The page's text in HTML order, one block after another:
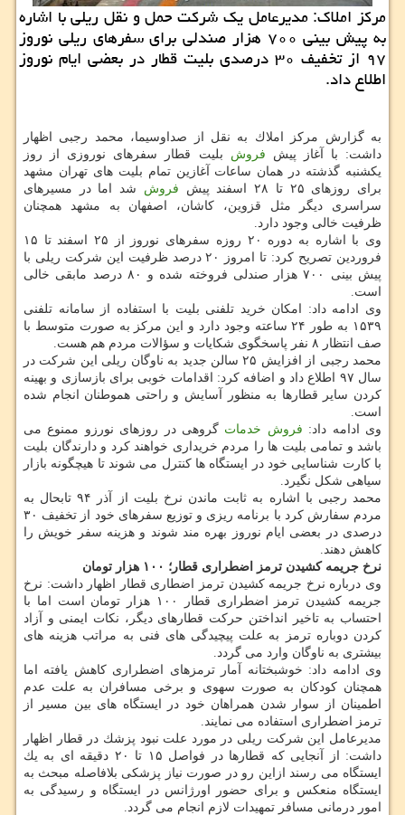
مركز املاك: مدیرعامل یك شركت حمل و نقل ریلی با اشاره
به پیش بینی ۷۰۰ هزار صندلی برای سفرهای ریلی نوروز
۹۷ از تخفیف ۳۰ درصدی بلیت قطار در بعضی ایام نوروز
اطلاع داد.
به گزارش مركز املاك به نقل از صداوسیما، محمد رجبی اظهار
داشت: با آغاز پیش فروش بلیت قطار سفرهای نوروزی از روز
یكشنبه گذشته در همان ساعات آغازین تمام بلیت های تهران مشهد
برای روزهای ۲۵ تا ۲۸ اسفند پیش
فروش شد اما در مسیرهای
سراسری دیگر مثل قزوین، كاشان، اصفهان به مشهد همچنان
ظرفیت خالی وجود دارد.
وی با اشاره به دوره ۲۰ روزه سفرهای نوروز از ۲۵ اسفند تا ۱۵
فروردین تصریح كرد: تا امروز ۲۰ درصد ظرفیت این شركت ریلی با
پیش بینی ۷۰۰ هزار صندلی فروخته شده و ۸۰ درصد مابقی خالی
است.
وی ادامه داد: امكان خرید تلفنی بلیت با استفاده از سامانه تلفنی
۱۵۳۹ به طور ۲۴ ساعته وجود دارد و این مركز به صورت متوسط با
صف انتظار ۸ نفر پاسخگوی شكایات و سؤالات مردم هم هست.
محمد رجبی از افزایش ۲۵ سالن جدید به ناوگان ریلی این شركت در
سال ۹۷ اطلاع داد و اضافه كرد: اقدامات خوبی برای بازسازی و بهینه
كردن سایر قطارها به منظور آسایش و راحتی هموطنان انجام شده
است.
وی ادامه داد: فروش خدمات گروهی در روزهای نورزو ممنوع می
باشد و تمامی بلیت ها را مردم خریداری خواهند كرد و دارندگان بلیت
با كارت شناسایی خود در ایستگاه ها كنترل می شوند تا هیچگونه بازار
سیاهی شكل نگیرد.
محمد رجبی با اشاره به ثابت ماندن نرخ بلیت از آذر ۹۴ تابحال به
مردم سفارش كرد با برنامه ریزی و توزیع سفرهای خود از تخفیف ۳۰
درصدی در بعضی ایام نوروز بهره مند شوند و هزینه سفر خویش را
كاهش دهند.
نرخ جریمه كشیدن ترمز اضطراری قطار؛ ۱۰۰ هزار تومان
وی درباره نرخ جریمه كشیدن ترمز اضطاری قطار اظهار داشت: نرخ
جریمه كشیدن ترمز اضطراری قطار ۱۰۰ هزار تومان است اما با
احتساب به تاخیر انداختن حركت قطارهای دیگر، نكات ایمنی و آزاد
كردن دوباره ترمز به علت پیچیدگی های فنی به مراتب هزینه های
بیشتری به ناوگان وارد می گردد.
وی ادامه داد: خوشبختانه آمار ترمزهای اضطراری كاهش یافته اما
همچنان كودكان به صورت سهوی و برخی مسافران به علت عدم
اطمینان از سوار شدن همراهان خود در ایستگاه های بین مسیر از
ترمز اضطراری استفاده می نمایند.
مدیرعامل این شركت ریلی در مورد علت نبود پزشك در قطار اظهار
داشت: از آنجایی كه قطارها در فواصل ۱۵ تا ۲۰ دقیقه ای به یك
ایستگاه می رسند ازاین رو در صورت نیاز پزشكی بلافاصله مبحث به
ایستگاه منعكس و برای حضور اورژانس در ایستگاه و رسیدگی به
امور درمانی مسافر تمهیدات لازم انجام می گردد.